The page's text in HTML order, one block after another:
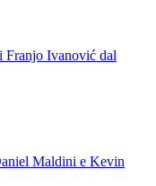
Franjo Ivanović dal
Maldini e Kevin